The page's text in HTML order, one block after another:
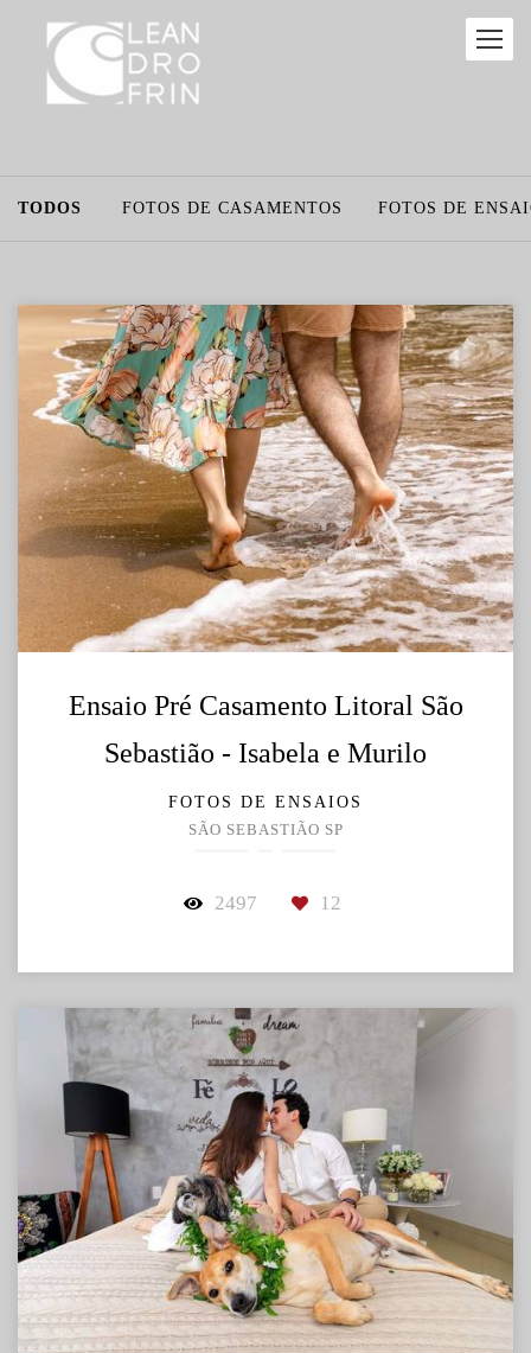
TODOS FOTOS DE CASAMENTOS FOTOS DE
Ensaio Pré Casamento Litoral São
Sebastião - Isabela e Murilo
FOTOS DE ENSAIOS
SÃO SEBASTIÃO SP
2497 12